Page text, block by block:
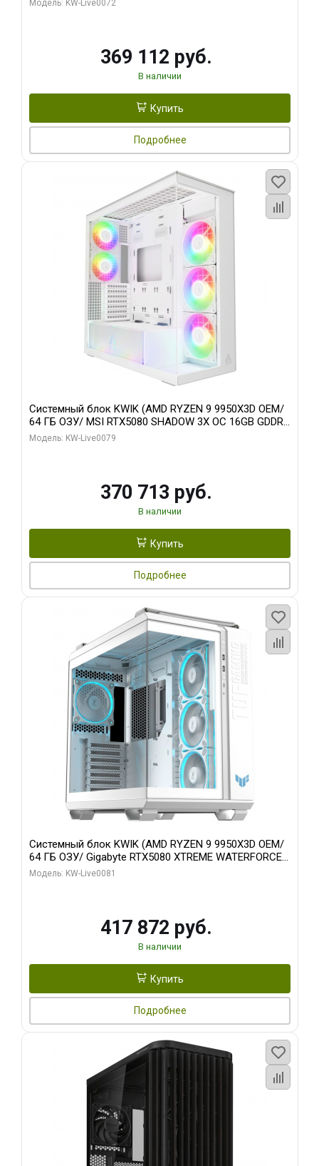
Модель: KW-Live0072
369 112 руб.
В наличии
Купить
Подробнее
Системный блок KWIK (AMD RYZEN 9 9950X3D OEM/
64 ГБ ОЗУ/ MSI RTX5080 SHADOW 3X OC 16GB GDDR7
256bit 3xDP HDMI/ 960 ГБ SSD)
Модель: KW-Live0079
370 713 руб.
В наличии
Купить
Подробнее
Системный блок KWIK (AMD RYZEN 9 9950X3D OEM/
64 ГБ ОЗУ/ Gigabyte RTX5080 XTREME WATERFORCE
16GB GDDR7 256bit/ 1 ТБ SSD)
Модель: KW-Live0081
417 872 руб.
В наличии
Купить
Подробнее